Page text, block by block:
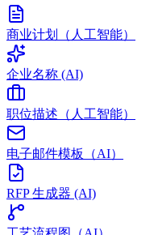
商业计划（人工智能）
企业名称 (AI)
职位描述（人工智能）
电子邮件模板（AI）
RFP 生成器 (AI)